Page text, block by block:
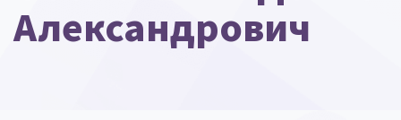
Александрович